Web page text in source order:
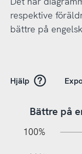
respektive
bättre på
Hjälp
Bättre på
100%